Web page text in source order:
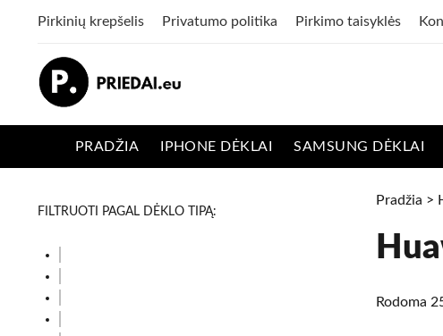
Pirkinių krepšelis Privatumo politika Pirkimo taisyklės
PRADŽIA IPHONE DĖKLAI SAMSUNG DĖKLAI
Pradžia >
Rodoma
FILTRUOTI PAGAL DĖKLO TIPĄ: